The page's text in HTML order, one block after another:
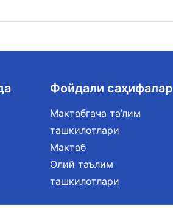
Фойдали саҳифалар
Мактабгача та’лим
ташкилотлари
Мактаб
Олий таълим
ташкилотлари